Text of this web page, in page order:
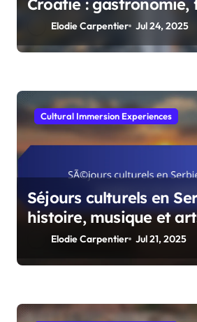
coutumes
Elodie Carpentier Jul 24, 2025
Cultural Immersion Experiences
Séjours culturels en
histoire, musique et
Elodie Carpentier Jul 21, 2025